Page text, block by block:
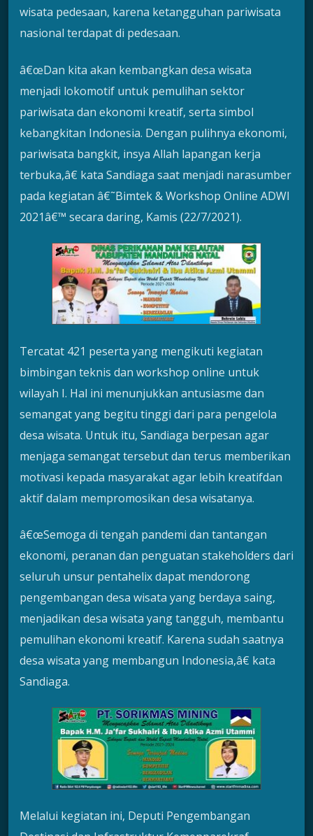
wisata pedesaan, karena ketangguhan pariwisata
nasional terdapat di pedesaan.
â€œDan kita akan kembangkan desa wisata
menjadi lokomotif untuk pemulihan sektor
pariwisata dan ekonomi kreatif, serta simbol
kebangkitan Indonesia. Dengan pulihnya ekonomi,
pariwisata bangkit, insya Allah lapangan kerja
terbuka,â€ kata Sandiaga saat menjadi narasumber
pada kegiatan â€˜Bimtek & Workshop Online ADWI
2021â€™ secara daring, Kamis (22/7/2021).
Tercatat 421 peserta yang mengikuti kegiatan
bimbingan teknis dan workshop online untuk
wilayah I. Hal ini menunjukkan antusiasme dan
semangat yang begitu tinggi dari para pengelola
desa wisata. Untuk itu, Sandiaga berpesan agar
menjaga semangat tersebut dan terus memberikan
motivasi kepada masyarakat agar lebih kreatifdan
aktif dalam mempromosikan desa wisatanya.
â€œSemoga di tengah pandemi dan tantangan
ekonomi, peranan dan penguatan stakeholders dari
seluruh unsur pentahelix dapat mendorong
pengembangan desa wisata yang berdaya saing,
menjadikan desa wisata yang tangguh, membantu
pemulihan ekonomi kreatif. Karena sudah saatnya
desa wisata yang membangun Indonesia,â€ kata
Sandiaga.
Melalui kegiatan ini, Deputi Pengembangan